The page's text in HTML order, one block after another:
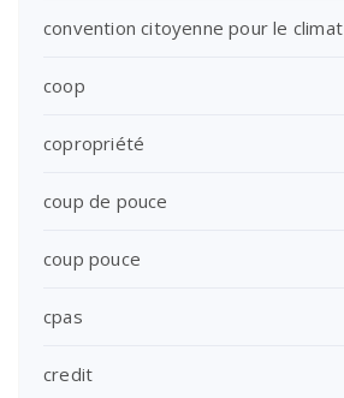
convention citoyenne pour le climat
coop
copropriété
coup de pouce
coup pouce
cpas
credit